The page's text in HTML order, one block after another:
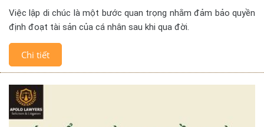
Việc lập di chúc là một bước quan trọng nhằm đảm bảo quyền
định đoạt tài sản của cá nhân sau khi qua đời.
Chi tiết